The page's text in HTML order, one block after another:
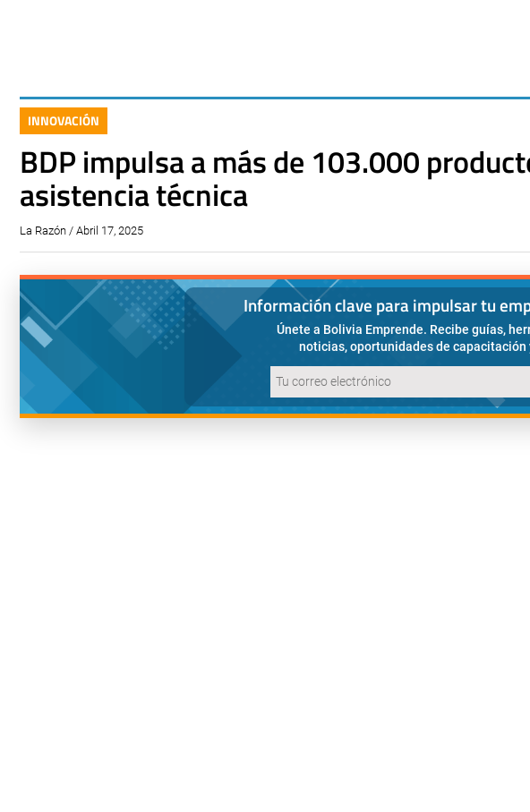
INNOVACIÓN
BDP impulsa a más de 103.000
asistencia técnica
La Razón / Abril 17, 2025
Información clave para impulsar tu
Únete a Bolivia Emprende. Recibe guías,
noticias, oportunidades de capacitación